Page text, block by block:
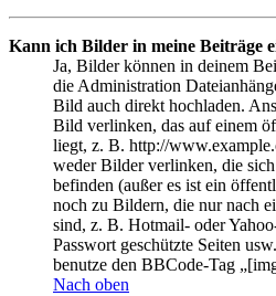
Kann ich Bilder in meine Beiträge
Ja, Bilder können in deinem
die Administration
Bild auch direkt hochladen.
Bild verlinken, das auf einem
liegt, z. B. http://
weder Bilder verlinken, die
befinden (außer es ist ein
noch zu Bildern, die nur nach
sind, z. B. Hotmail- oder
Passwort geschützte Seiten
benutze den BBCode-Tag
Nach oben